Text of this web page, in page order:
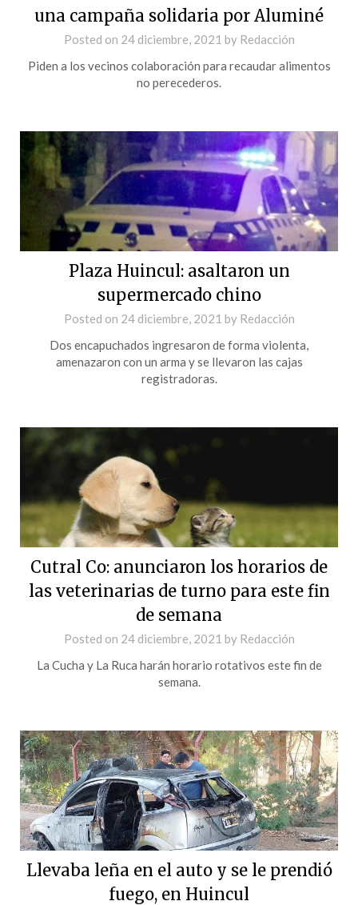
una campaña solidaria por Aluminé
Posted on 24 diciembre, 2021 by Redacción
Piden a los vecinos colaboración para recaudar alimentos
no perecederos.
Plaza Huincul: asaltaron un
supermercado chino
Posted on 24 diciembre, 2021 by Redacción
Dos encapuchados ingresaron de forma violenta,
amenazaron con un arma y se llevaron las cajas
registradoras.
Cutral Co: anunciaron los horarios de
las veterinarias de turno para este fin
de semana
Posted on 24 diciembre, 2021 by Redacción
La Cucha y La Ruca harán horario rotativos este fin de
semana.
Llevaba leña en el auto y se le prendió
fuego, en Huincul